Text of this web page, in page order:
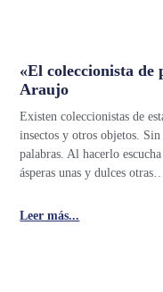
«El coleccionista de
Araujo
Existen coleccionistas de
insectos y otros objetos.
palabras. Al hacerlo
ásperas unas y dulces otras…
Leer más...